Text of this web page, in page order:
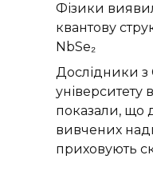
Фізики
квантову
NbSe₂
Дослідники з
університету
показали, що
вивчених
приховують